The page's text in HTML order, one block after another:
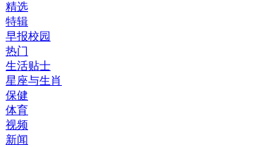
精选
特辑
早报校园
热门
生活贴士
星座与生肖
保健
体育
视频
新闻